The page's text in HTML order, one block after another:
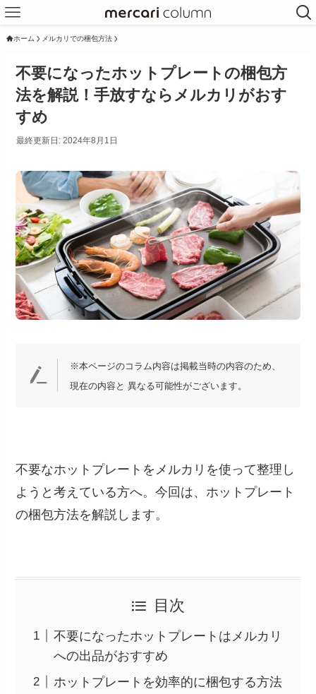
ホーム メルカリでの梱包方法
不要になったホットプレートの梱包方
法を解説！手放すならメルカリがおす
すめ
最終更新日: 2024年8月1日
※本ページのコラム内容は掲載当時の内容のため、
現在の内容と 異なる可能性がございます。
不要なホットプレートをメルカリを使って整理し
ようと考えている方へ。今回は、ホットプレート
の梱包方法を解説します。
目次
不要になったホットプレートはメルカリ
への出品がおすすめ
ホットプレートを効率的に梱包する方法